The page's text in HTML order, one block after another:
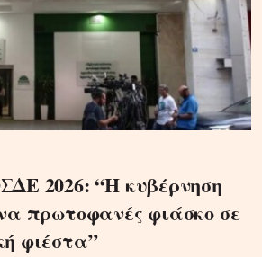
2026: “Η κυβέρνηση
πρωτοφανές φιάσκο σε
φιέστα”